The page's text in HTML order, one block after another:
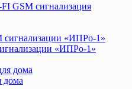
GSM сигнализация
«ИПРо-1»
дома